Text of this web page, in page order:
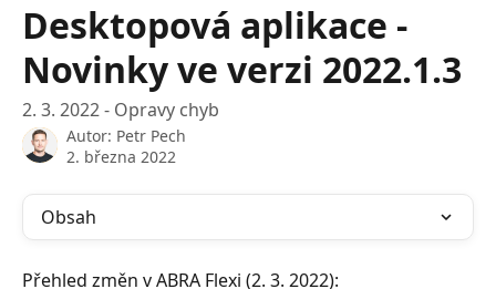
Desktopová aplikace -
Novinky ve verzi 2022.1.3
2. 3. 2022 - Opravy chyb
Autor: Petr Pech
2. března 2022
Obsah
Přehled změn v ABRA Flexi (2. 3. 2022):